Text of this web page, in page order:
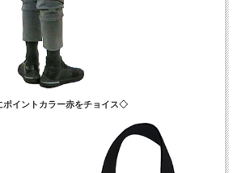
イントカラー赤をチョイス◇